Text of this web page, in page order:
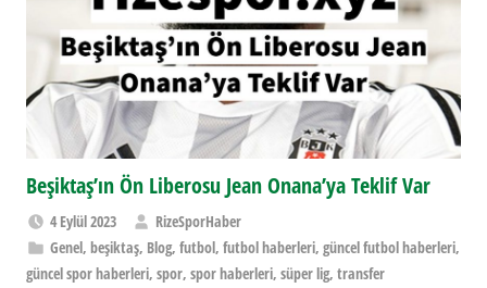
Beşiktaş’ın Ön Liberosu Jean Onana’ya Teklif Var
4 Eylül 2023
RizeSporHaber
Genel,beşiktaş, Blog,futbol,futbol haberleri,güncel futbol haberleri,
güncel spor haberleri, spor, spor haberleri, süper lig, transfer